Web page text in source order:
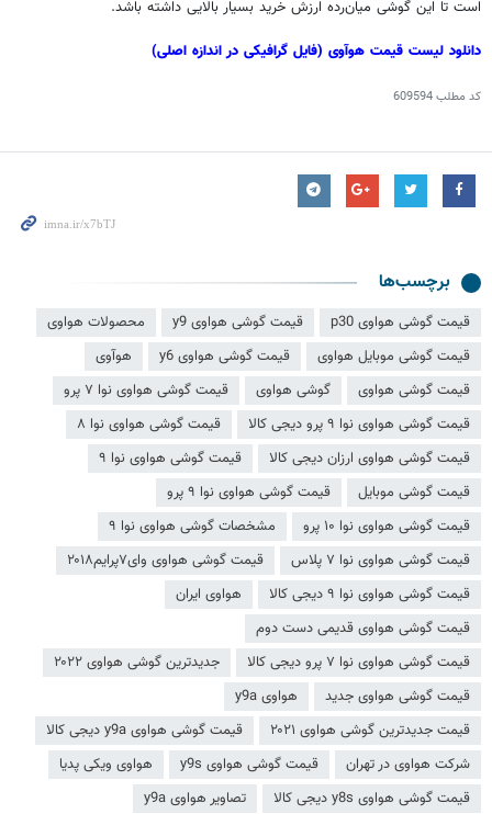
است تا این گوشی میان‌رده ارزش خرید بسیار بالایی داشته باشد.
دانلود لیست قیمت هوآوی (فایل گرافیکی در اندازه اصلی)
کد مطلب609594
برچسب‌ها
قیمت گوشی هواوی p30 قیمت گوشی هواوی y9
محصولات هواوی
قیمت گوشی موبایل هواوی
قیمت گوشی هواوی y6
هوآوی
قیمت گوشی هواوی
گوشی هواوی
قیمت گوشی هواوی نوا ۷ پرو
قیمت گوشی هواوی نوا ۹ پرو دیجی کالا
قیمت گوشی هواوی نوا ۸
قیمت گوشی هواوی ارزان دیجی کالا
قیمت گوشی هواوی نوا ۹
قیمت گوشی موبایل
قیمت گوشی هواوی نوا ۹ پرو
قیمت گوشی هواوی نوا ۱۰ پرو
مشخصات گوشی هواوی نوا ۹
قیمت گوشی هواوی نوا ۷ پلاس
قیمت گوشی هواوی وای۷پرایم۲۰۱۸
قیمت گوشی هواوی نوا ۹ دیجی کالا
هواوی ایران
قیمت گوشی هواوی قدیمی دست دوم
قیمت گوشی هواوی نوا ۷ پرو دیجی کالا
جدیدترین گوشی هواوی ۲۰۲۲
قیمت گوشی هواوی جدید
هواوی y9a
قیمت جدیدترین گوشی هواوی ۲۰۲۱
قیمت گوشی هواوی y9a دیجی کالا
شرکت هواوی در تهران
قیمت گوشی هواوی y9s
هواوی ویکی پدیا
قیمت گوشی هواوی y8s دیجی کالا
تصاویر هواوی y9a